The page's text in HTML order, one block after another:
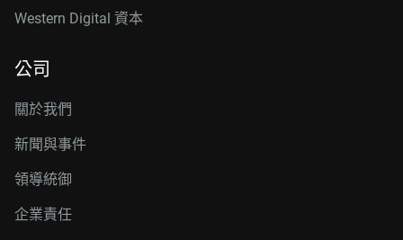
Western Digital 資本
公司
關於我們
新聞與事件
領導統御
企業責任